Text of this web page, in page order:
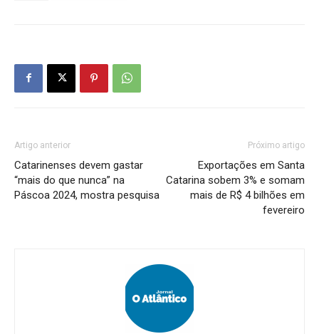
Artigo anterior
Catarinenses devem gastar
“mais do que nunca” na
Páscoa 2024, mostra pesquisa
Próximo artigo
Exportações em Santa
Catarina sobem 3% e somam
mais de R$ 4 bilhões em
fevereiro